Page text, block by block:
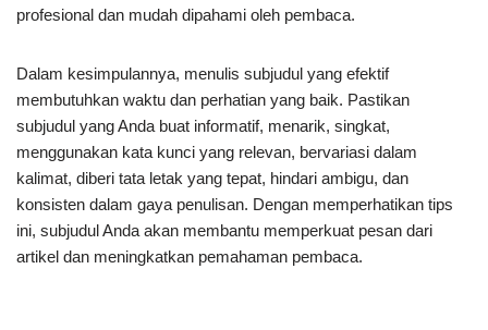
profesional dan mudah dipahami oleh pembaca.
Dalam kesimpulannya, menulis subjudul yang efektif
membutuhkan waktu dan perhatian yang baik. Pastikan
subjudul yang Anda buat informatif, menarik, singkat,
menggunakan kata kunci yang relevan, bervariasi dalam
kalimat, diberi tata letak yang tepat, hindari ambigu, dan
konsisten dalam gaya penulisan. Dengan memperhatikan tips
ini, subjudul Anda akan membantu memperkuat pesan dari
artikel dan meningkatkan pemahaman pembaca.